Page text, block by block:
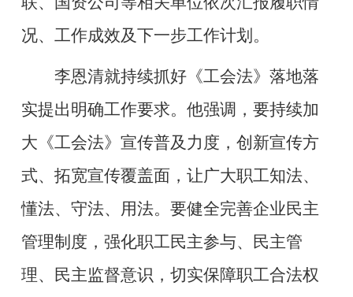
况、工作成效及下一步工作计划。
李恩清就持续抓好《工会法》落地落
实提出明确工作要求。他强调，要持续加
大《工会法》宣传普及力度，创新宣传方
式、拓宽宣传覆盖面，让广大职工知法、
懂法、守法、用法。要健全完善企业民主
管理制度，强化职工民主参与、民主管
理、民主监督意识，切实保障职工合法权